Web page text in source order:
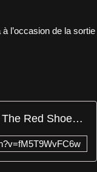
Nico And The Red Shoes - Take Me By the Hand